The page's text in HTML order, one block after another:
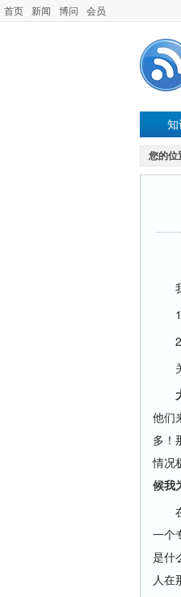
首页 新闻 博问 会员
知
您的位
我
1.
2.
关
大
他们
多！
情况
候我
在
一个
是什
人在